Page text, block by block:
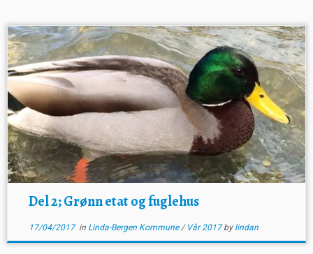
Del 2; Grønn etat og fuglehus
17/04/2017in Linda-Bergen Kommune/ Vår 2017by lindan